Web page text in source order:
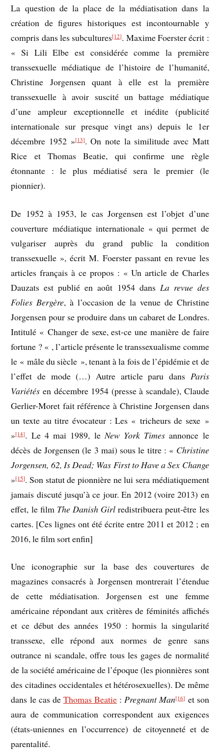
La question de la place de la médiatisation dans la
création de figures historiques est incontournable y
compris dans les subcultures[12]. Maxime Foerster écrit :
« Si Lili Elbe est considérée comme la première
transsexuelle médiatique de l’histoire de l’humanité,
Christine Jorgensen quant à elle est la première
transsexuelle à avoir suscité un battage médiatique
d’une ampleur exceptionnelle et inédite (publicité
internationale sur presque vingt ans) depuis le 1er
décembre 1952 »[13]. On note la similitude avec Matt
Rice et Thomas Beatie, qui confirme une règle
étonnante : le plus médiatisé sera le premier (le
pionnier).
De 1952 à 1953, le cas Jorgensen est l’objet d’une
couverture médiatique internationale « qui permet de
vulgariser auprès du grand public la condition
transsexuelle », écrit M. Foerster passant en revue les
articles français à ce propos : « Un article de Charles
Dauzats est publié en août 1954 dans La revue des
Folies Bergère, à l’occasion de la venue de Christine
Jorgensen pour se produire dans un cabaret de Londres.
Intitulé « Changer de sexe, est-ce une manière de faire
fortune ? « , l’article présente le transsexualisme comme
le « mâle du siècle », tenant à la fois de l’épidémie et de
l’effet de mode (…) Autre article paru dans Paris
Variétés en décembre 1954 (presse à scandale), Claude
Gerlier-Moret fait référence à Christine Jorgensen dans
un texte au titre évocateur : Les « tricheurs de sexe »
»[14]. Le 4 mai 1989, le New York Times annonce le
décès de Jorgensen (le 3 mai) sous le titre : « Christine
Jorgensen, 62, Is Dead; Was First to Have a Sex Change
»[15]. Son statut de pionnière ne lui sera médiatiquement
jamais discuté jusqu’à ce jour. En 2012 (voire 2013) en
effet, le film The Danish Girl redistribuera peut-être les
cartes. [Ces lignes ont été écrite entre 2011 et 2012 ; en
2016, le film sort enfin]
Une iconographie sur la base des couvertures de
magazines consacrés à Jorgensen montrerait l’étendue
de cette médiatisation. Jorgensen est une femme
américaine répondant aux critères de féminités affichés
et ce début des années 1950 : hormis la singularité
transsexe, elle répond aux normes de genre sans
outrance ni scandale, offre tous les gages de normalité
de la société américaine de l’époque (les pionnières sont
des citadines occidentales et hétérosexuelles). De même
dans le cas de Thomas Beatie :Pregnant Man[16]et son
aura de communication correspondent aux exigences
(états-uniennes en l’occurrence) de citoyenneté et de
parentalité.